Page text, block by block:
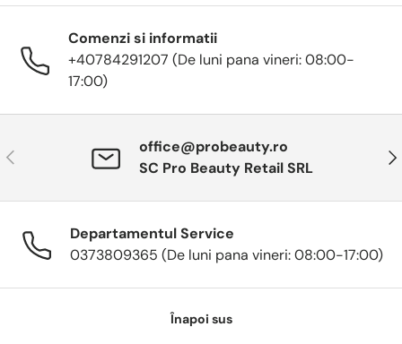
Comenzi si informatii
+40784291207 (De luni pana vineri: 08:00-
17:00)
Anterior
office@probeauty.ro
SC Pro Beauty Retail SRL
Departamentul Service
0373809365 (De luni pana vineri: 08:00-17:00)
Înapoi sus